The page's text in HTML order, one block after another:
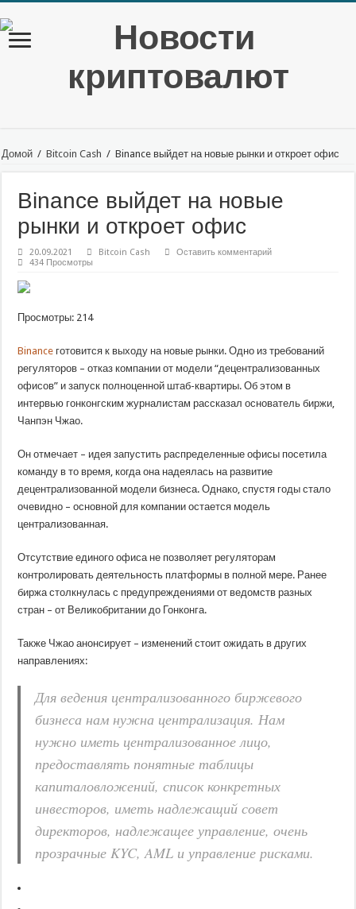
Домой / Bitcoin Cash / Binance выйдет на новые рынки и откроет офис
Binance выйдет на новые
рынки и откроет офис
20.09.2021 Bitcoin Cash
Оставить комментарий
434 Просмотры
Просмотры: 214
Binance готовится к выходу на новые рынки. Одно из требований
регуляторов – отказ компании от модели “децентрализованных
офисов” и запуск полноценной штаб-квартиры. Об этом в
интервью гонконгским журналистам рассказал основатель биржи,
Чанпэн Чжао.
Он отмечает – идея запустить распределенные офисы посетила
команду в то время, когда она надеялась на развитие
децентрализованной модели бизнеса. Однако, спустя годы стало
очевидно – основной для компании остается модель
централизованная.
Отсутствие единого офиса не позволяет регуляторам
контролировать деятельность платформы в полной мере. Ранее
биржа столкнулась с предупреждениями от ведомств разных
стран – от Великобритании до Гонконга.
Также Чжао анонсирует – изменений стоит ожидать в других
направлениях:
Для ведения централизованного биржевого
бизнеса нам нужна централизация. Нам
нужно иметь централизованное лицо,
предоставлять понятные таблицы
капиталовложений, список конкретных
инвесторов, иметь надлежащий совет
директоров, надлежащее управление, очень
прозрачные KYC, AML и управление рисками.